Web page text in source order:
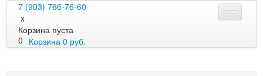
7 (903) 766-76-60
x
Корзина пуста
0 Корзина 0 руб.